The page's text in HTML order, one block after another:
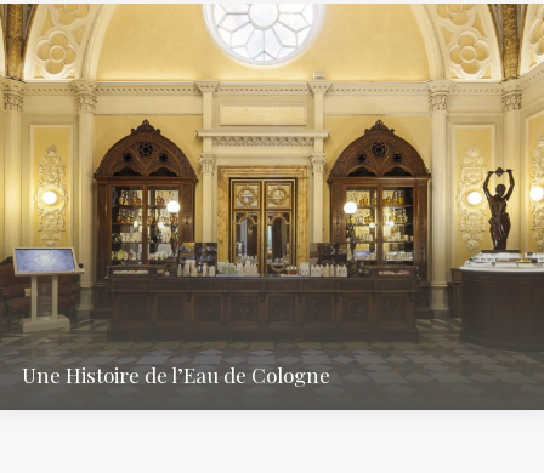
Une Histoire de l’Eau de Cologne